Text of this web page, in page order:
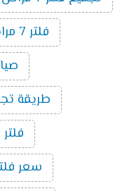
فلتر 7 مراحل بدون خزان وموتور
طريقة
فلتر
سعر فلتر مياه